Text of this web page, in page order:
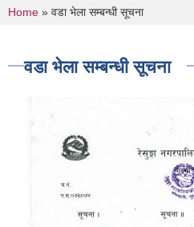
You are here
Home » वडा भेला सम्बन्धी सूचना
वडा भेला सम्बन्धी सूचना